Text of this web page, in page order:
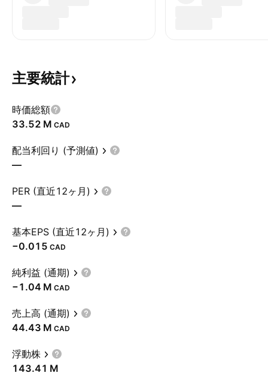
主要統計
時価総額
‪33.52 M‬ CAD
配当利回り (予測値)
—
PER (直近12ヶ月)
—
基本EPS (直近12ヶ月)
−0.015 CAD
純利益 (通期)
‪−1.04 M‬ CAD
売上高 (通期)
‪44.43 M‬ CAD
浮動株
‪143.41 M‬